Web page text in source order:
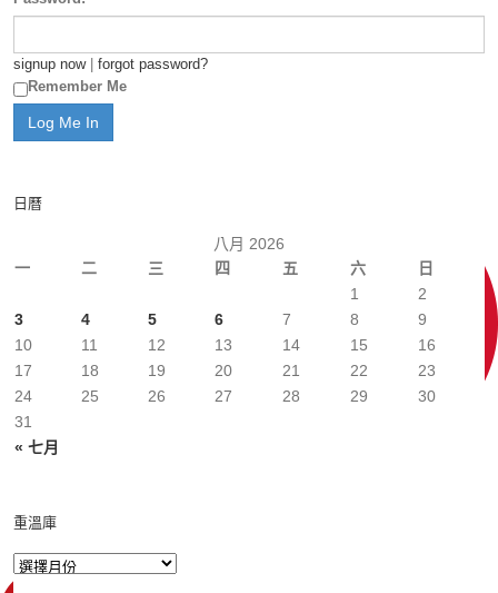
signup now| forgot password?
Remember Me
日曆
八月 2026
一
二 三 四 五 六 日
« 七月
1
2
3
4 5 6 7 8
9
10
11 12 13 14 15
16
17
18 19 20 21 22
23
24
25 26 27 28 29
30
31
重溫庫